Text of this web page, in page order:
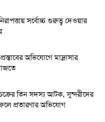
সর্বোচ্চ গুরুত্ব দেওয়ার
অভিযোগে মাদ্রাসার
চক্রের তিন সদস্য আটক, সুন্দরীদের
প্রতারণার অভিযোগ